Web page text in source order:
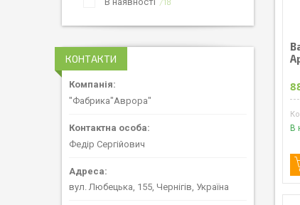
В
КОНТАКТИ
"Фабрика"Аврора"
Федір Сергійович
вул. Любецька, 155, Чернігів, Україна